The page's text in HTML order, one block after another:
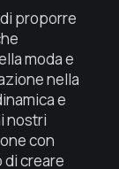
proporre
moda e
nella
e
nostri
con
di creare